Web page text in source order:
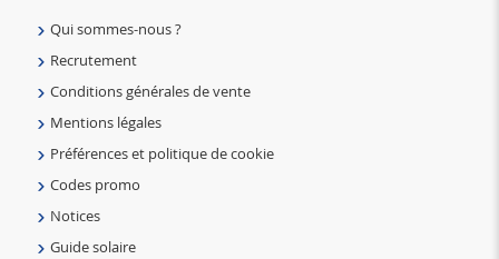
Qui sommes-nous ?
Recrutement
Conditions générales de vente
Mentions légales
Préférences et politique de cookie
Codes promo
Notices
Guide solaire